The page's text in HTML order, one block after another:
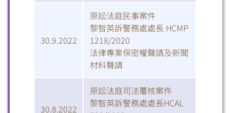
30.9.2022
原訟法庭民事案件
黎智英訴警務處處長 HCMP
1218/2020
法律專業保密權聲請及新聞
材料聲請
30.8.2022
原訟法庭司法覆核案件
黎智英訴警務處處長HCAL